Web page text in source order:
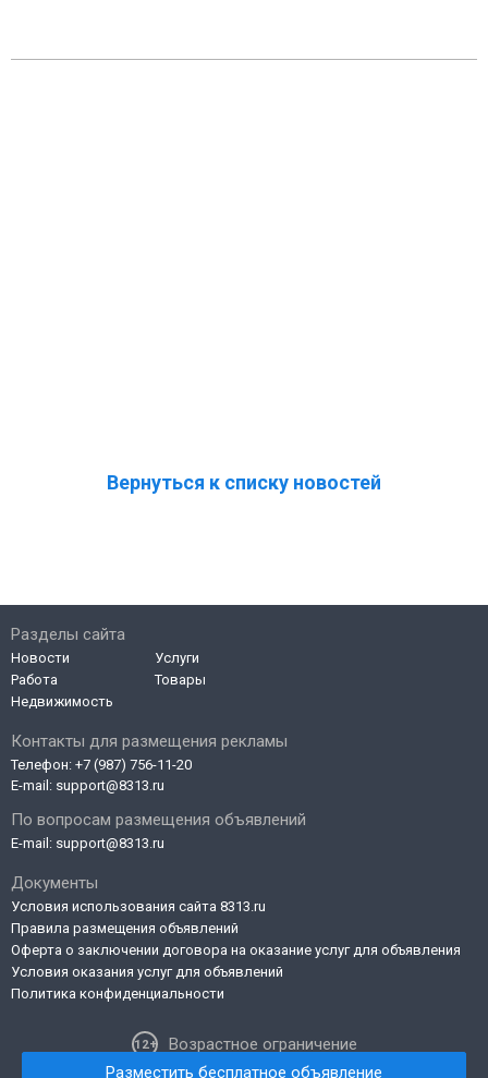
Вернуться к списку новостей
Контакты для размещения рекламы
Телефон: +7 (987) 756-11-20
E-mail: support@8313.ru
По вопросам размещения объявлений
E-mail: support@8313.ru
Документы
Условия использования сайта 8313.ru
Правила размещения объявлений
Оферта о заключении договора на оказание услуг для объявления
Условия оказания услуг для объявлений
Политика конфиденциальности
Возрастное ограничение
Разделы сайта
Новости
Работа
Недвижимость
Услуги
Товары
Разместить бесплатное объявление